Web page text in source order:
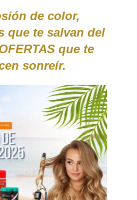
de color,
que te salvan del
que te
sonreír.